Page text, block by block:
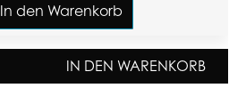
In den Warenkorb
IN DEN WARENKORB